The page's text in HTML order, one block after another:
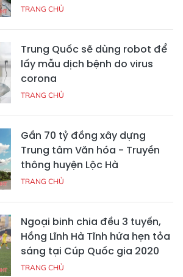
TRANG CHỦ
Trung Quốc sẽ dùng robot để
lấy mẫu dịch bệnh do virus
corona
TRANG CHỦ
Gần 70 tỷ đồng xây dựng
Trung tâm Văn hóa - Truyền
thông huyện Lộc Hà
TRANG CHỦ
Ngoại binh chia đều 3 tuyến,
Hồng Lĩnh Hà Tĩnh hứa hẹn tỏa
sáng tại Cúp Quốc gia 2020
TRANG CHỦ